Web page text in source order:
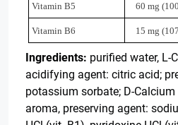
Vitamin B5 60 mg
Vitamin B6 15 mg
Ingredients: purified water, L-
acidifying agent: citric acid;
potassium sorbate; D-
aroma, preserving agent: